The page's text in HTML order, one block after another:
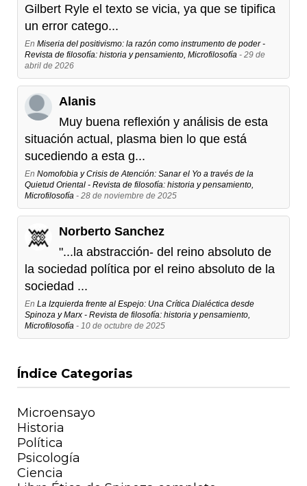
Gilbert Ryle el texto se vicia, ya que se tipifica
un error catego...
En Miseria del positivismo: la razón como instrumento de poder -
Revista de filosofía: historia y pensamiento, Microfilosofía - 29 de
abril de 2026
Alanis
Muy buena reflexión y análisis de esta
situación actual, plasma bien lo que está
sucediendo a esta g...
En Nomofobia y Crisis de Atención: Sanar el Yo a través de la
Quietud Oriental - Revista de filosofía: historia y pensamiento,
Microfilosofía - 28 de noviembre de 2025
Norberto Sanchez
"...la abstracción- del reino absoluto de
la sociedad política por el reino absoluto de la
sociedad ...
En La Izquierda frente al Espejo: Una Crítica Dialéctica desde
Spinoza y Marx - Revista de filosofía: historia y pensamiento,
Microfilosofía - 10 de octubre de 2025
Índice Categorias
Microensayo
Historia
Política
Psicología
Ciencia